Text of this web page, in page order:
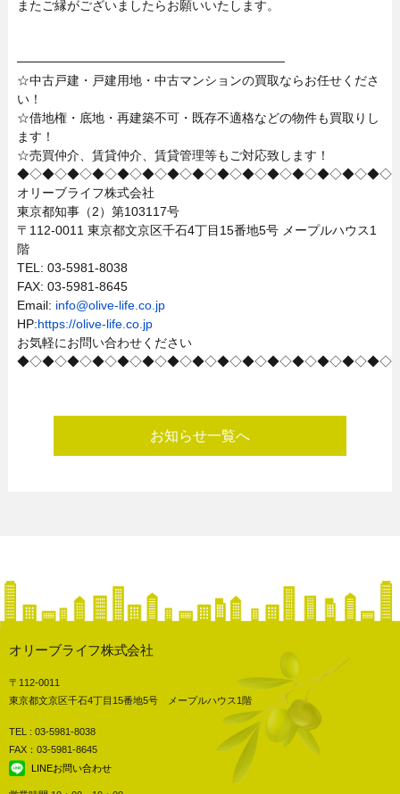
またご縁がございましたらお願いいたします。
──────────────────────────────
☆中古戸建・戸建用地・中古マンションの買取ならお任せくださ
い！
☆借地権・底地・再建築不可・既存不適格などの物件も買取りし
ます！
☆売買仲介、賃貸仲介、賃貸管理等もご対応致します！
◆◇◆◇◆◇◆◇◆◇◆◇◆◇◆◇◆◇◆◇◆◇◆◇◆◇◆◇◆◇
オリーブライフ株式会社
東京都知事（2）第103117号
〒112-0011 東京都文京区千石4丁目15番地5号 メープルハウス1
階
TEL: 03-5981-8038
FAX: 03-5981-8645
Email: info@olive-life.co.jp
HP:https://olive-life.co.jp
お気軽にお問い合わせください
◆◇◆◇◆◇◆◇◆◇◆◇◆◇◆◇◆◇◆◇◆◇◆◇◆◇◆◇◆◇
お知らせ一覧へ
オリーブライフ株式会社
〒112-0011
東京都文京区千石4丁目15番地5号 メープルハウス1階
TEL : 03-5981-8038
FAX：03-5981-8645
LINEお問い合わせ